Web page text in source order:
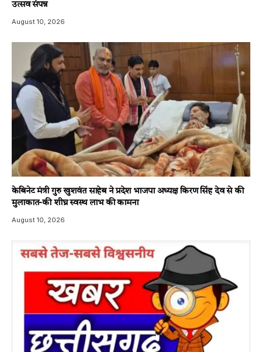
उत्सव संपन्न
August 10, 2026
केबिनेट मंत्री गुरु खुशवंत साहेब ने प्रदेश भाजपा अध्यक्ष किरण सिंह देव से की
मुलाकात-की शीघ्र स्वस्थ लाभ की कामना
August 10, 2026